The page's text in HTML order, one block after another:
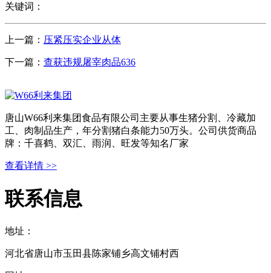
关键词：
上一篇： 压紧压实企业从体
下一篇： 查获违规屠宰肉品636
唐山W66利来集团食品有限公司主要从事生猪分割、冷藏加
工、肉制品生产，年分割猪白条能力50万头。公司供货商品
牌：千喜鹤、双汇、雨润、旺发等知名厂家
查看详情 >>
联系信息
地址：
河北省唐山市玉田县陈家铺乡高文铺村西